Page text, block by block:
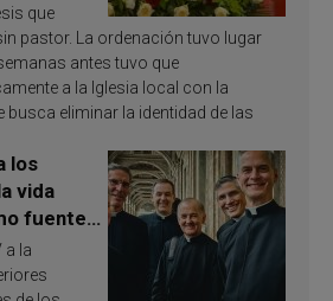
que
pastor. La ordenación tuvo lugar
antes tuvo que
a la Iglesia local con la
busca eliminar la identidad de las
los
vida
fuente
a la